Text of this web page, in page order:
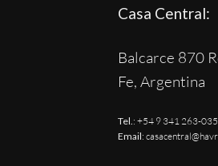
Casa Central:
Balcarce 870
Fe, Argentina
Tel. : +54 9 341 263-
Email: